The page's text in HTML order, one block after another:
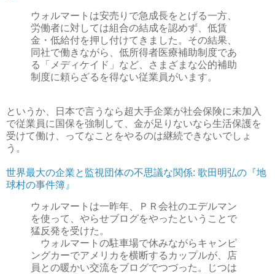
ウォルマートは安売りで急成長をとげる一方、
労働者に対しては組合の結成を認めず、低賃
金・低給付を押し付けてきました。その結果、
同社で働きながら、低所得者医療補助制度であ
る「メディケイド」など、さまざまな公的補助
制度に頼らざるを得ない従業員がいます。
というか、日本で言うなら超大手企業が社会保険に未加入
で従業員に国保を強制して、金が足りないなら生活保護を
受けて働け、ってなことをやるのは継続できないでしょ
う。
世界最大の企業と監視団体の不思議な関係: 歌田明弘の『地
球村の事件簿』
ウォルマートは一昨年、ＰＲ会社のエデルマン
を使って、やらせブログをやったということで
猛反発を受けた。
ウォルマートの駐車場で休みながらキャンピ
ングカーでアメリカを横断するカップルが、店
員との暖かい交流をブログでつづった。じつは